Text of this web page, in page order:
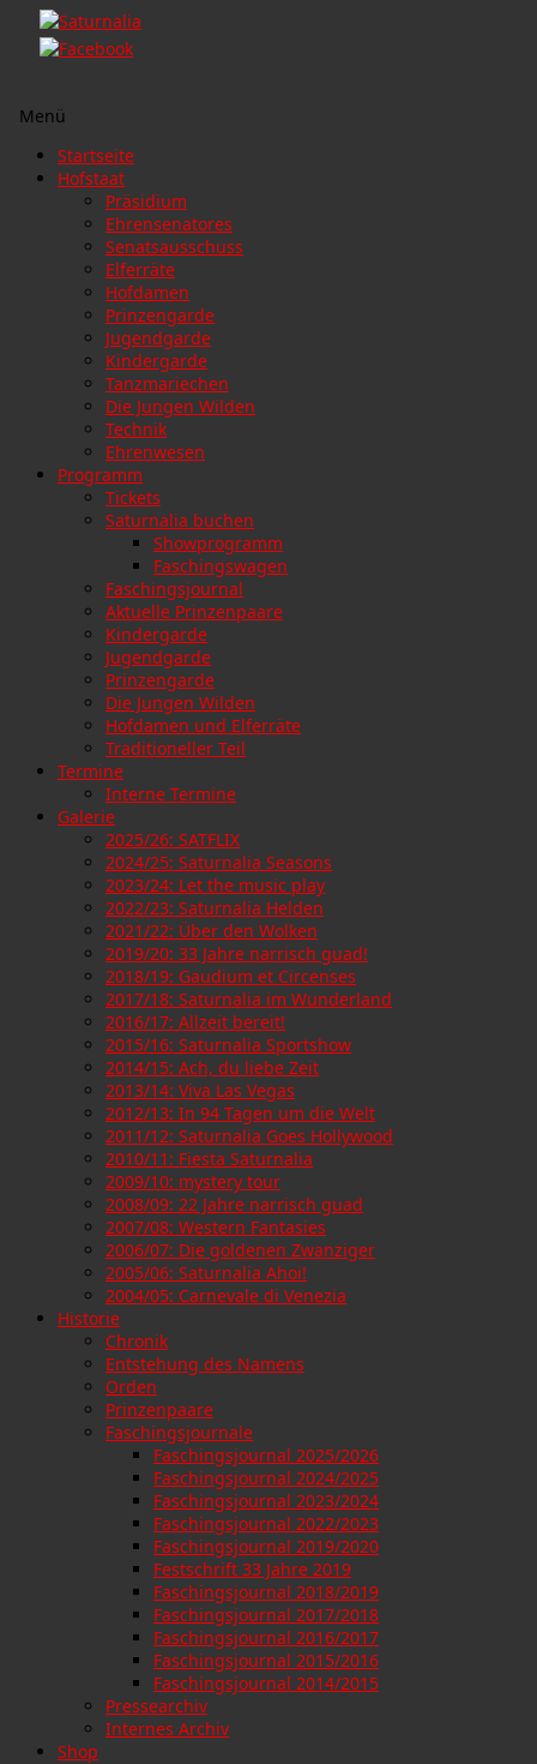
Menü
Zum
Inhalt
Startseite
Hofstaat
Präsidium
Ehrensenatores
Senatsausschuss
Elferräte
Hofdamen
Prinzengarde
Jugendgarde
Kindergarde
Tanzmariechen
Die Jungen Wilden
Technik
Ehrenwesen
Programm
Tickets
Saturnalia buchen
Showprogramm
Faschingswagen
Faschingsjournal
Aktuelle Prinzenpaare
Kindergarde
Jugendgarde
Prinzengarde
Die Jungen Wilden
Hofdamen und Elferräte
Traditioneller Teil
Termine
Interne Termine
Galerie
2025/26: SATFLIX
2024/25: Saturnalia Seasons
2023/24: Let the music play
2022/23: Saturnalia Helden
2021/22: Über den Wolken
2019/20: 33 Jahre narrisch guad!
2018/19: Gaudium et Circenses
2017/18: Saturnalia im Wunderland
2016/17: Allzeit bereit!
2015/16: Saturnalia Sportshow
2014/15: Ach, du liebe Zeit
2013/14: Viva Las Vegas
2012/13: In 94 Tagen um die Welt
2011/12: Saturnalia Goes Hollywood
2010/11: Fiesta Saturnalia
2009/10: mystery tour
2008/09: 22 Jahre narrisch guad
2007/08: Western Fantasies
2006/07: Die goldenen Zwanziger
2005/06: Saturnalia Ahoi!
2004/05: Carnevale di Venezia
Historie
Chronik
Entstehung des Namens
Orden
Prinzenpaare
Faschingsjournale
Faschingsjournal 2025/2026
Faschingsjournal 2024/2025
Faschingsjournal 2023/2024
Faschingsjournal 2022/2023
Faschingsjournal 2019/2020
Festschrift 33 Jahre 2019
Faschingsjournal 2018/2019
Faschingsjournal 2017/2018
Faschingsjournal 2016/2017
Faschingsjournal 2015/2016
Faschingsjournal 2014/2015
Pressearchiv
Internes Archiv
Shop